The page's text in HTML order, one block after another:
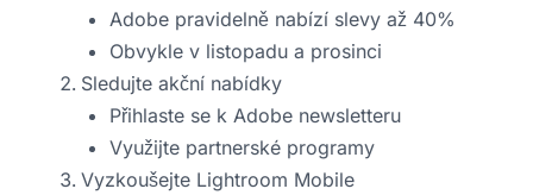
Adobe pravidelně nabízí slevy až 40%
Obvykle v listopadu a prosinci
Sledujte akční nabídky
Přihlaste se k Adobe newsletteru
Využijte partnerské programy
Vyzkoušejte Lightroom Mobile